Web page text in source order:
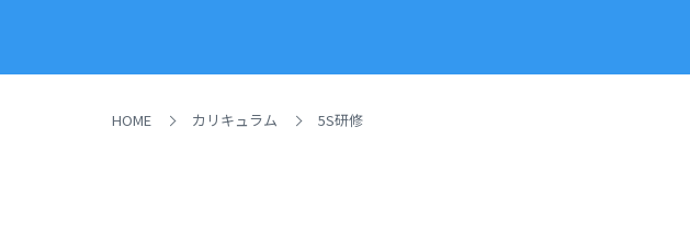
HOME カリキュラム 5S研修